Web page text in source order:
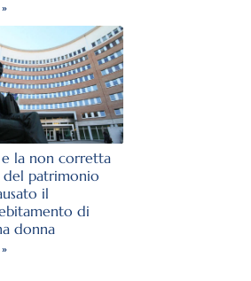
la non corretta
del patrimonio
il
di
donna